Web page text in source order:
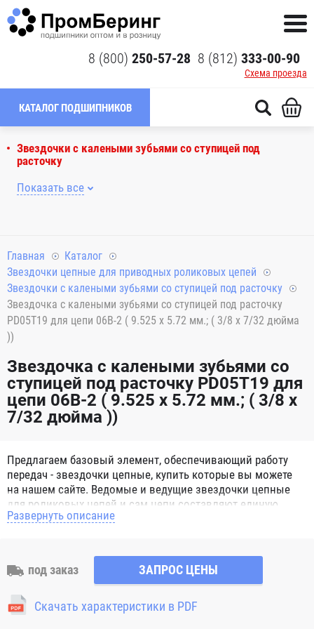
8 (800) 250-57-28 8 (812) 333-00-90
Схема проезда
КАТАЛОГ ПОДШИПНИКОВ
Звездочки с калеными зубьями со ступицей под
расточку
Показать все
Главная
Каталог
Звездочки цепные для приводных роликовых цепей
Звездочки с калеными зубьями со ступицей под расточку
Звездочка с калеными зубьями со ступицей под расточку
PD05T19 для цепи 06B-2 ( 9.525 x 5.72 мм.; ( 3/8 х 7/32 дюйма
))
Звездочка с калеными зубьями со
ступицей под расточку PD05T19 для
цепи 06B-2 ( 9.525 x 5.72 мм.; ( 3/8 х
7/32 дюйма ))
Предлагаем базовый элемент, обеспечивающий работу
передач - звездочки цепные, купить которые вы можете
на нашем сайте. Ведомые и ведущие звездочки цепные
для роликовых цепей и сам цепи составляют единую
систему, способную справиться с мощными нагрузками.
вала. Норматив, определяющий характеристики и
параметры, согласно которым изготавливаются
звездочки цепные – ГОСТ 13576-81, а для цепей втулочных
и роликовых - ГОСТ 591-69. Выпускаются следующие
Развернуть описание
под заказ ЗАПРОС ЦЕНЫ
Скачать характеристики в PDF